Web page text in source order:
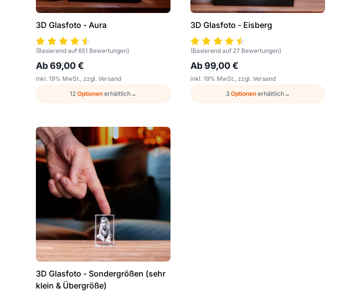
3D Glasfoto - Aura
(Basierend auf 651 Bewertungen)
Ab 69,00 €
inkl. 19% MwSt., zzgl. Versand
12 Optionen erhältlich→
3D Glasfoto - Eisberg
(Basierend auf 27 Bewertungen)
Ab 99,00 €
inkl. 19% MwSt., zzgl. Versand
3Optionen erhältlich→
3D Glasfoto - Sondergrößen (sehr
klein & Übergröße)